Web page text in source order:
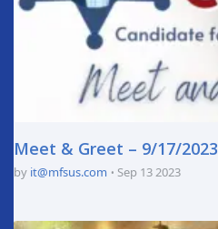
Meet & Greet – 9/17/2023
by it@mfsus.com Sep 13 2023